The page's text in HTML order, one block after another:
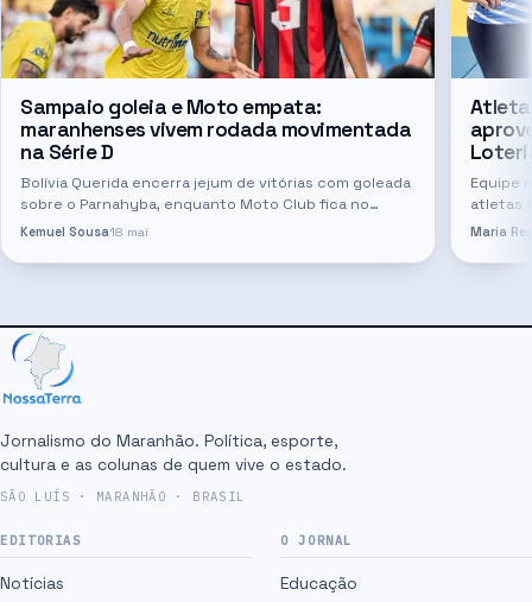
Sampaio goleia e Moto empata:
maranhenses vivem rodada movimentada
na Série D
Bolívia Querida encerra jejum de vitórias com goleada
sobre o Parnahyba, enquanto Moto Club fica no
empate diante do IAPE
Kemuel Sousa18 mai
Equipe
atletas
Maria
Jornalismo do Maranhão. Política, esporte,
cultura e as colunas de quem vive o estado.
SÃO LUÍS · MARANHÃO · BRASIL
EDITORIAS
Notícias
O JORNAL
Educação